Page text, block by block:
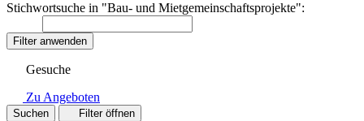
Stichwortsuche in "Bau- und Mietgemeinschaftsprojekte":
Filter anwenden
Gesuche
Zu Angeboten
Suchen Filter öffnen